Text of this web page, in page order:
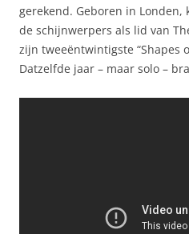
gerekend. Geboren in
de schijnwerpers als lid van
zijn tweeëntwintigste “Shapes
Datzelfde jaar – maar solo –